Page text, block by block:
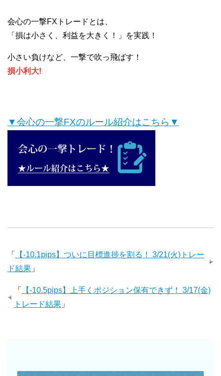
会心の一撃FXトレードとは、
「損は小さく、利益を大きく！」を実践！
小さい負けなど、一撃で吹っ飛ばす！
損小利大!
▼会心の一撃FXのルール紹介はこちら▼
「
【-10.1pips】ついに目標進捗を割る！ 3/21(火)トレー
ド結果 」
「
【-10.5pips】上手くポジション保有できず！ 3/17(金)
トレード結果 」